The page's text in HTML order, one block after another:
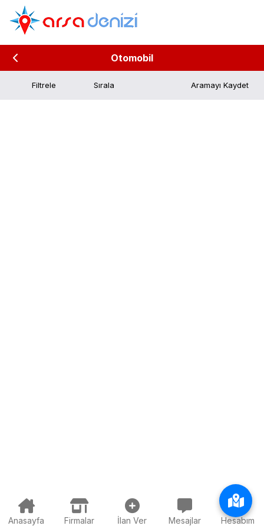
Otomobil
Filtrele Aramayı Kaydet
Anasayfa Firmalar İlan Ver Mesajlar Hesabım